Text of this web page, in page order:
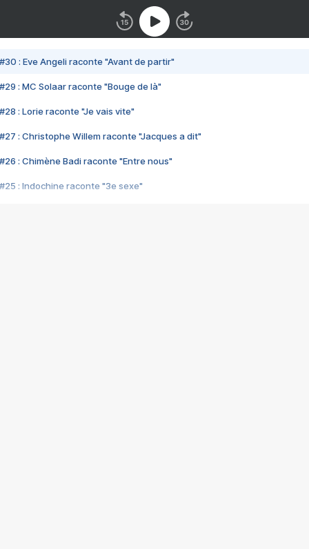
#30 : Eve Angeli raconte "Avant de partir"
#29 : MC Solaar raconte "Bouge de là"
#28 : Lorie raconte "Je vais vite"
#27 : Christophe Willem raconte "Jacques a dit"
#26 : Chimène Badi raconte "Entre nous"
#25 : Indochine raconte "3e sexe"